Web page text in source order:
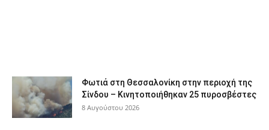
Φωτιά στη Θεσσαλονίκη στην περιοχή της
Σίνδου – Κινητοποιήθηκαν 25 πυροσβέστες
8 Αυγούστου 2026